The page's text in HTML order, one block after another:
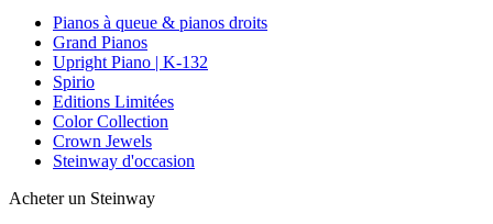
Pianos à queue & pianos droits
Grand Pianos
Upright Piano | K-132
Spirio
Editions Limitées
Color Collection
Crown Jewels
Steinway d'occasion
Acheter un Steinway